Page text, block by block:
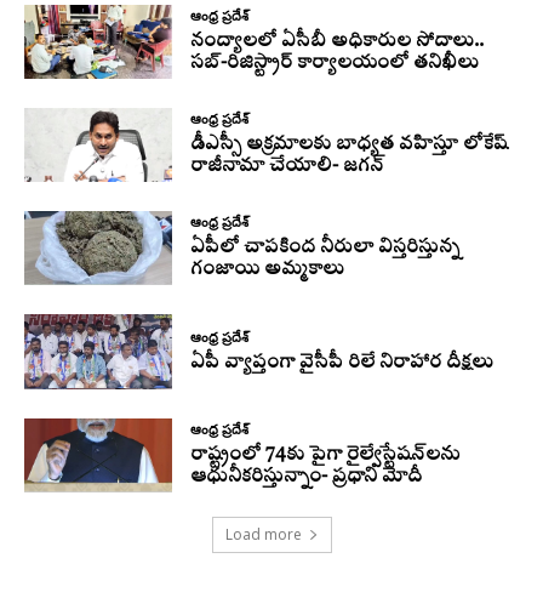
ఆంధ్ర ప్రదేశ్
నంద్యాలలో ఏసీబీ అధికారుల సోదాలు..
సబ్-రిజిస్ట్రార్ కార్యాలయంలో తనిఖీలు
ఆంధ్ర ప్రదేశ్
డీఎస్సీ అక్రమాలకు బాధ్యత వహిస్తూ లోకేష్‌
రాజీనామా చేయాలి- జగన్
ఆంధ్ర ప్రదేశ్
ఏపీలో చాపకింద నీరులా విస్తరిస్తున్న
గంజాయి అమ్మకాలు
ఆంధ్ర ప్రదేశ్
ఏపీ వ్యాప్తంగా వైసీపీ రిలే నిరాహార దీక్షలు
ఆంధ్ర ప్రదేశ్
రాష్ట్రంలో 74కు పైగా రైల్వేస్టేషన్‌లను
ఆధునీకరిస్తున్నాం- ప్రధాని మోదీ
Load more